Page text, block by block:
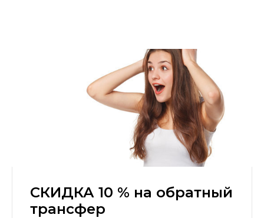
СКИДКА 10 % на обратный
трансфер